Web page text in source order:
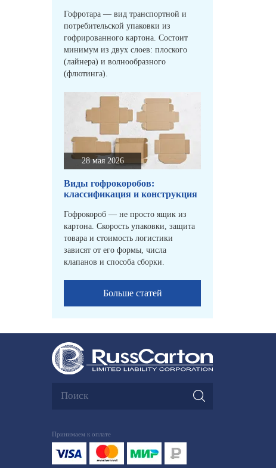
Гофротара — вид транспортной и
потребительской упаковки из
гофрированного картона. Состоит
минимум из двух слоев: плоского
(лайнера) и волнообразного
(флютинга).
28 мая 2026
Виды гофрокоробов:
классификация и конструкция
Гофрокороб — не просто ящик из
картона. Скорость упаковки, защита
товара и стоимость логистики
зависят от его формы, числа
клапанов и способа сборки.
Больше статей
Принимаем к оплате